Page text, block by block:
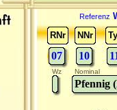
Referenz
RNr
NNr
07 10
Wz Nominal
Pfennig